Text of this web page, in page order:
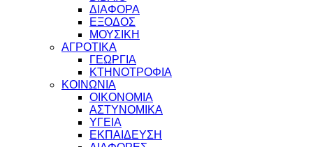
ΔΙΑΦΟΡΑ
ΕΞΟΔΟΣ
ΜΟΥΣΙΚΗ
ΑΓΡΟΤΙΚΑ
ΓΕΩΡΓΙΑ
ΚΤΗΝΟΤΡΟΦΙΑ
ΚΟΙΝΩΝΙΑ
ΟΙΚΟΝΟΜΙΑ
ΑΣΤΥΝΟΜΙΚΑ
ΥΓΕΙΑ
ΕΚΠΑΙΔΕΥΣΗ